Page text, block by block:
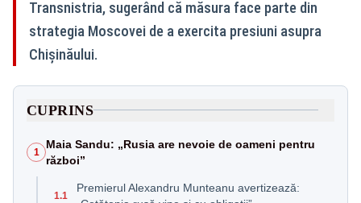
Transnistria, sugerând că măsura face parte din
strategia Moscovei de a exercita presiuni asupra
Chișinăului.
CUPRINS
1
Maia Sandu: „Rusia are nevoie de oameni pentru
război”
1.1
Premierul Alexandru Munteanu avertizează: